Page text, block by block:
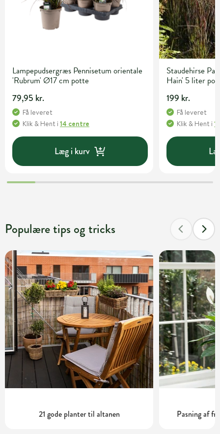
Lampepudsergræs Pennisetum orientale
'Rubrum' Ø17 cm potte
79,95 kr.
Få leveret
Klik & Hent i 14 centre
Læg i kurv
Staudehirse
Hain' 5 liter
199 kr.
Få leveret
Klik & Hent i
Populære tips og tricks
21 gode planter til altanen Pasning af